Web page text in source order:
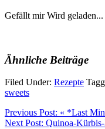
Gefällt mir Wird geladen...
Ähnliche Beiträge
Filed Under: Rezepte
sweets
Previous Post: « *Last
Next Post: Quinoa-